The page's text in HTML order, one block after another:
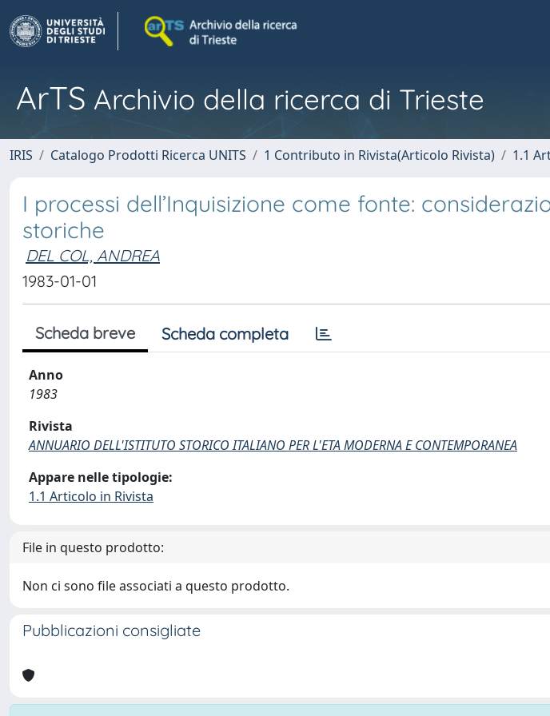
ArTS Archivio della ricerca di Trieste
IRIS Catalogo Prodotti Ricerca UNITS 1 Contributo in Rivista(Articolo Rivista) 1.1
I processi dell’Inquisizione come fonte:
storiche
DEL COL, ANDREA
1983-01-01
Scheda breve Scheda completa
Anno
1983
Rivista
ANNUARIO DELL'ISTITUTO STORICO ITALIANO PER L'ETA MODERNA E CONTEMPORANEA
Appare nelle tipologie:
1.1 Articolo in Rivista
File in questo prodotto:
Non ci sono file associati a questo prodotto.
Pubblicazioni consigliate